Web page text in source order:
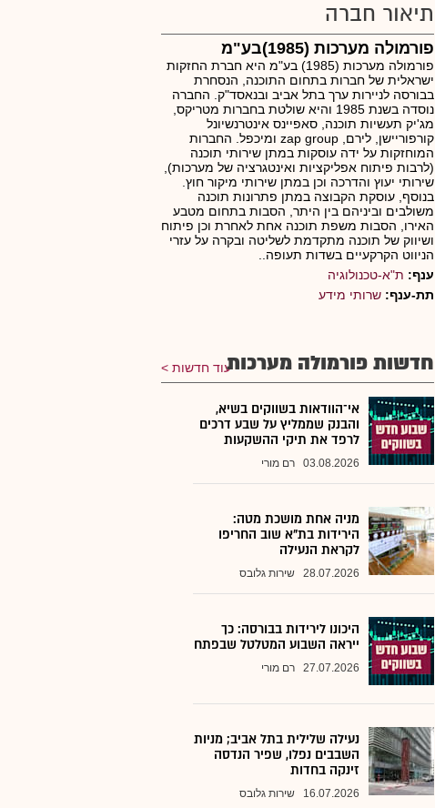
תיאור חברה
פורמולה מערכות (1985)בע"מ
פורמולה מערכות (1985) בע"מ היא חברת החזקות
ישראלית של חברות בתחום התוכנה, הנסחרת
בבורסה לניירות ערך בתל אביב ובנאסד"ק. החברה
נוסדה בשנת 1985 והיא שולטת בחברות מטריקס,
מג'יק תעשיות תוכנה, סאפיינס אינטרנשיונל
קורפוריישן, לירם, zap group ומיכפל. החברות
המוחזקות על ידה עוסקות במתן שירותי תוכנה
(לרבות פיתוח אפליקציות ואינטגרציה של מערכות),
שירותי יעוץ והדרכה וכן במתן שירותי מיקור חוץ.
בנוסף, עוסקת הקבוצה במתן פתרונות תוכנה
משולבים וביניהם בין היתר, הסבות בתחום מטבע
האירו, הסבות משפת תוכנה אחת לאחרת וכן פיתוח
ושיווק של תוכנה מתקדמת לשליטה ובקרה על עזרי
הניווט הקרקעיים בשדות תעופה..
ענף: ת"א-טכנולוגיה
תת-ענף: שרותי מידע
חדשות פורמולה מערכותעוד חדשות
אי־הוודאות בשווקים בשיא,
והבנק שממליץ על שבע דרכים
לרפד את תיקי ההשקעות
03.08.2026 רם מורי
מניה אחת מושכת מטה:
הירידות בת"א שוב החריפו
לקראת הנעילה
28.07.2026 שירות גלובס
היכונו לירידות בבורסה: כך
ייראה השבוע המטלטל שבפתח
27.07.2026 רם מורי
נעילה שלילית בתל אביב; מניות
השבבים נפלו, שפיר הנדסה
זינקה בחדות
16.07.2026 שירות גלובס